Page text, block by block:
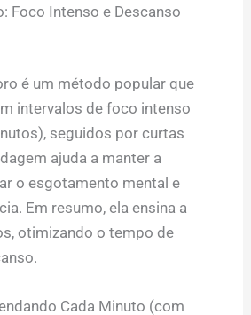
Foco Intenso e Descanso
é um método popular que
intervalos de foco intenso
seguidos por curtas
ajuda a manter a
o esgotamento mental e
Em resumo, ela ensina a
otimizando o tempo de
Cada Minuto (com